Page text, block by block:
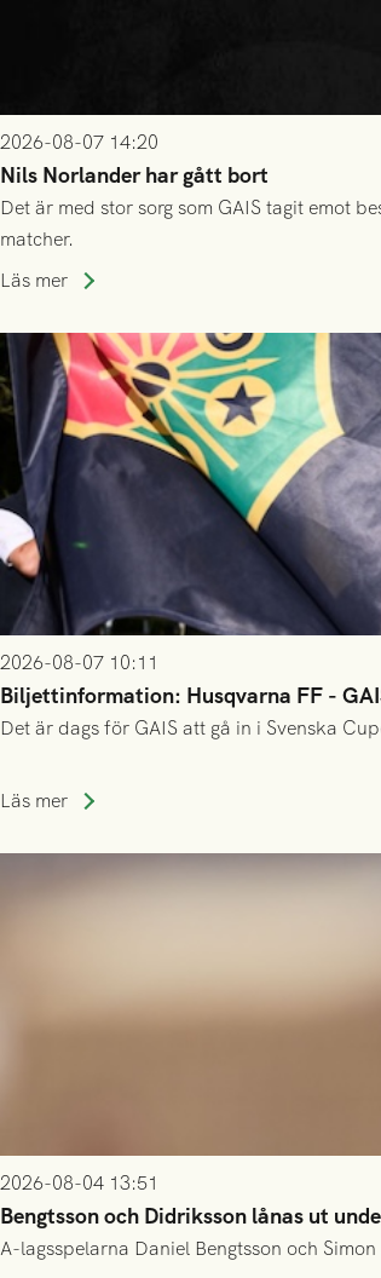
2026-08-07 14:20
Nils Norlander har gått bort
Det är med stor sorg som GAIS tagit emot
matcher.
Läs mer
2026-08-07 10:11
Biljettinformation: Husqvarna FF -
Det är dags för GAIS att gå in i Svenska
Läs mer
2026-08-04 13:51
Bengtsson och Didriksson lånas ut
A-lagsspelarna Daniel Bengtsson och